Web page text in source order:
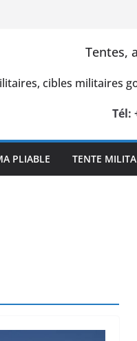
Tentes,
cibles militaires
Tél:
PLIABLE TENTE